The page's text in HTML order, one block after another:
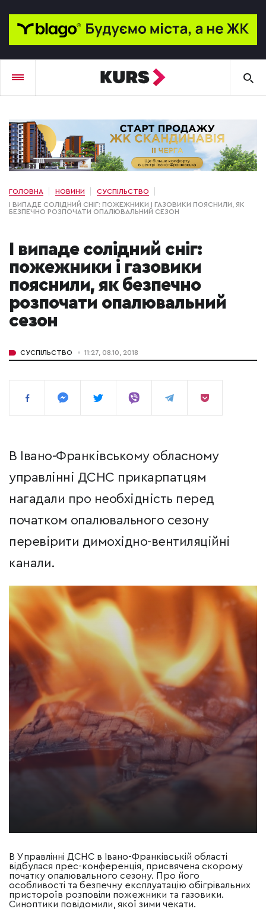
ГОЛОВНА НОВИНИ
СУСПІЛЬСТВО
І ВИПАДЕ СОЛІДНИЙ СНІГ: ПОЖЕЖНИКИ І ГАЗОВИКИ ПОЯСНИЛИ, ЯК
БЕЗПЕЧНО РОЗПОЧАТИ ОПАЛЮВАЛЬНИЙ СЕЗОН
І випаде солідний сніг:
пожежники і газовики
пояснили, як безпечно
розпочати опалювальний
сезон
СУСПІЛЬСТВО 11:27, 08.10, 2018
В Івано-Франківському обласному
управлінні ДСНС прикарпатцям
нагадали про необхідність перед
початком опалювального сезону
перевірити димохідно-вентиляційні
канали.
В Управлінні ДСНС в Івано-Франківській області
відбулася прес-конференція, присвячена скорому
початку опалювального сезону. Про його
особливості та безпечну експлуатацію обігрівальних
пристороїв розповіли пожежники та газовики.
Синоптики повідомили, якої зими чекати.